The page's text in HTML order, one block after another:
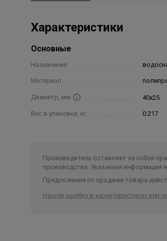
Характеристики
Основные
Назначение
Материал
Диаметр, мм 40х25
Вес в упаковке, кг 0.217
Производитель оставляет за собой
производства. Указанная информация
Предложение по продаже товара
Нашли ошибку в характеристиках или